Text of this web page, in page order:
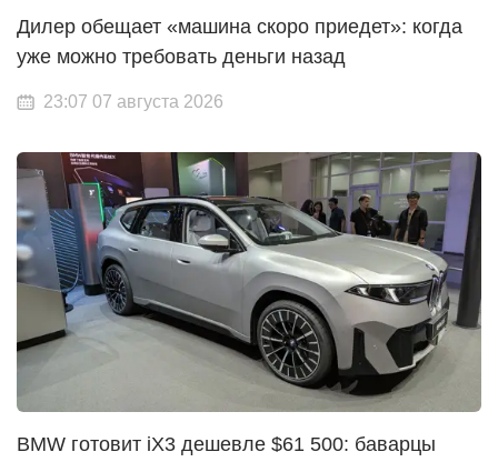
Дилер обещает «машина скоро приедет»: когда
уже можно требовать деньги назад
23:07 07 августа 2026
BMW готовит iX3 дешевле $61 500: баварцы